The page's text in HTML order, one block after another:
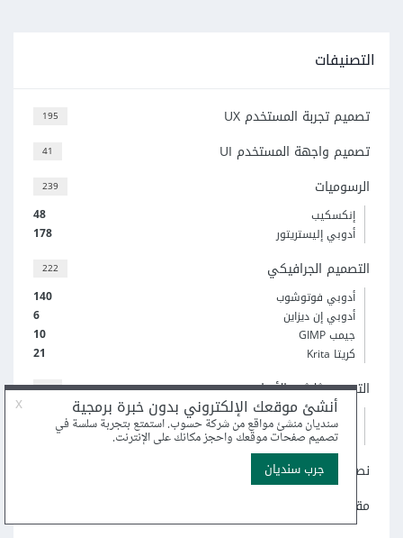
التصنيفات
195 تصميم تجربة المستخدم UX
41 تصميم واجهة المستخدم UI
239 الرسوميات
48
إنكسكيب
178
أدوبي إليستريتور
222 التصميم الجرافيكي
140
أدوبي فوتوشوب
6
أدوبي إن ديزاين
10
جيمب GIMP
21
كريتا Krita
31 التصميم ثلاثي الأبعاد
3Ds Max
Blender
نصائح وإرشادات
مقالات تصميم عامة